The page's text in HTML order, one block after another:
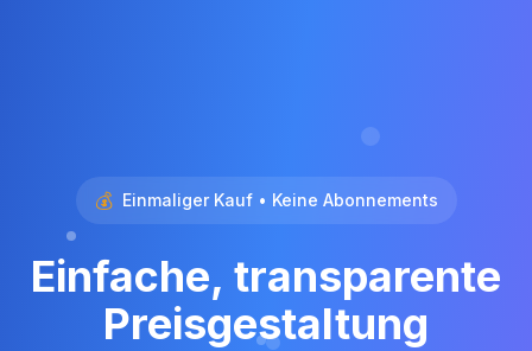
💰 Einmaliger Kauf • Keine Abonnements
Einfache, transparente
Preisgestaltung